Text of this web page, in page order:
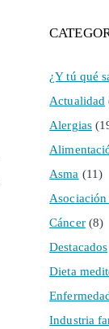
¿Y tú qué
Actualidad
Alergias
Asma (11)
Cáncer(8)
Destacados
Dieta
Industria